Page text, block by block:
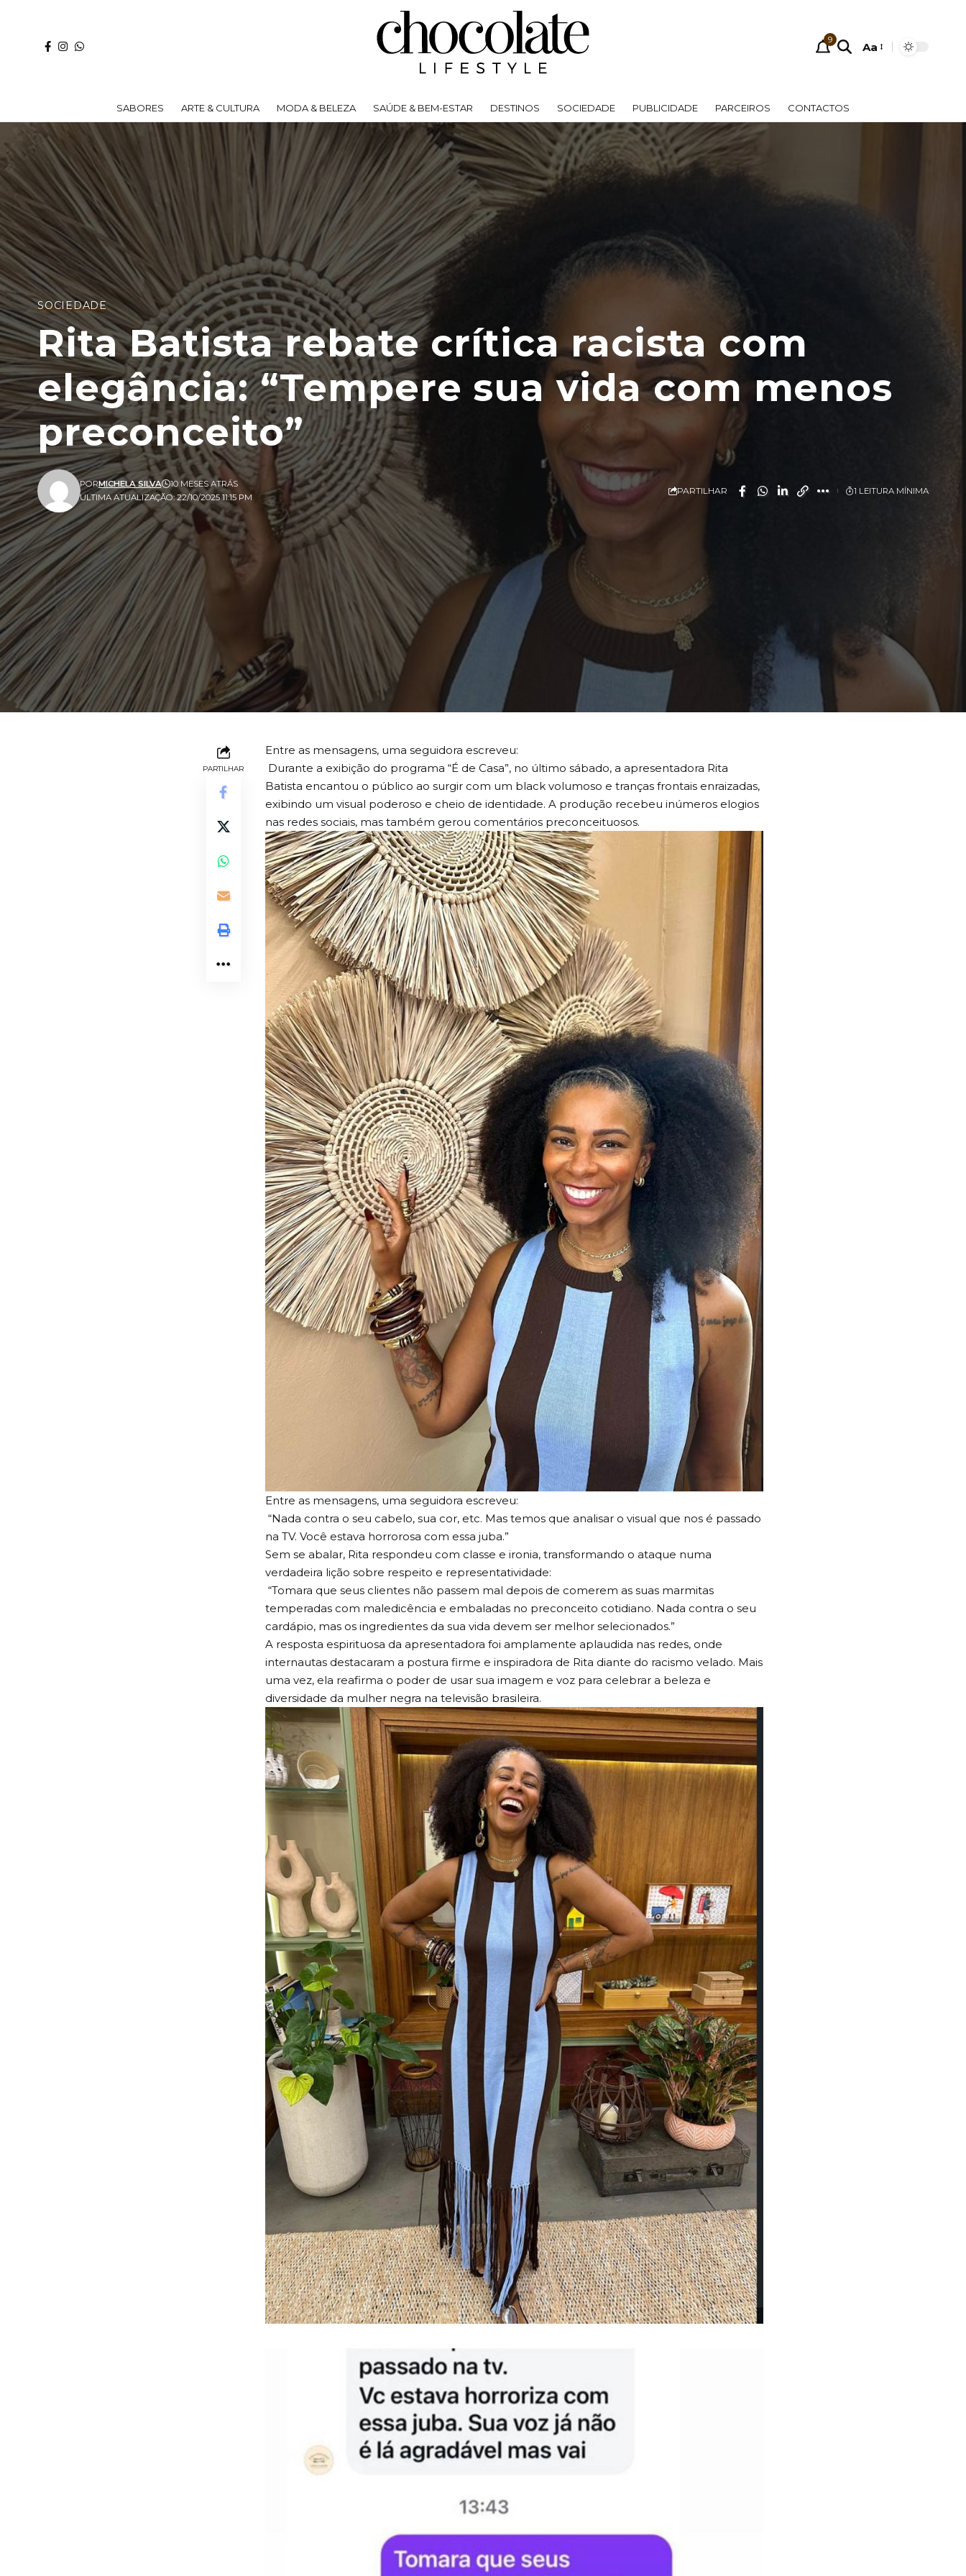
SABORES ARTE & CULTURA MODA & BELEZA SAÚDE & BEM-ESTAR
SOCIEDADE
Rita Batista rebate crítica racista com
elegância: “Tempere sua vida com menos
preconceito”
ULTIMA ATUALIZAÇÃO: 22/10/2025 11:15 PM
PORMICHELA SILVA 10 MESES ATRÁS
PARTILHAR
Entre as mensagens, uma seguidora escreveu:
Durante a exibição do programa “É de Casa”, no último sábado, a apresentadora Rita
Batista encantou o público ao surgir com um black volumoso e tranças frontais enraizadas,
exibindo um visual poderoso e cheio de identidade. A produção recebeu inúmeros elogios
nas redes sociais, mas também gerou comentários preconceituosos.
Entre as mensagens, uma seguidora escreveu:
“Nada contra o seu cabelo, sua cor, etc. Mas temos que analisar o visual que nos é passado
na TV. Você estava horrorosa com essa juba.”
Sem se abalar, Rita respondeu com classe e ironia, transformando o ataque numa
verdadeira lição sobre respeito e representatividade:
“Tomara que seus clientes não passem mal depois de comerem as suas marmitas
temperadas com maledicência e embaladas no preconceito cotidiano. Nada contra o seu
cardápio, mas os ingredientes da sua vida devem ser melhor selecionados.”
A resposta espirituosa da apresentadora foi amplamente aplaudida nas redes, onde
internautas destacaram a postura firme e inspiradora de Rita diante do racismo velado. Mais
uma vez, ela reafirma o poder de usar sua imagem e voz para celebrar a beleza e
diversidade da mulher negra na televisão brasileira.